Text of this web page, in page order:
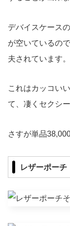
デバイスケース
が空いているの
夫されています。
これはカッコい
て、凄くセクシ
さすが単品
レザーポーチ